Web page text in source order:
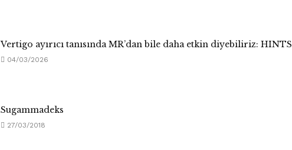
Vertigo ayırıcı tanısında MR’dan bile daha etkin diyebiliriz: HINTS
04/03/2026
Sugammadeks
27/03/2018